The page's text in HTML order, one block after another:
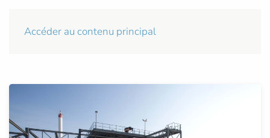
Accéder au contenu principal